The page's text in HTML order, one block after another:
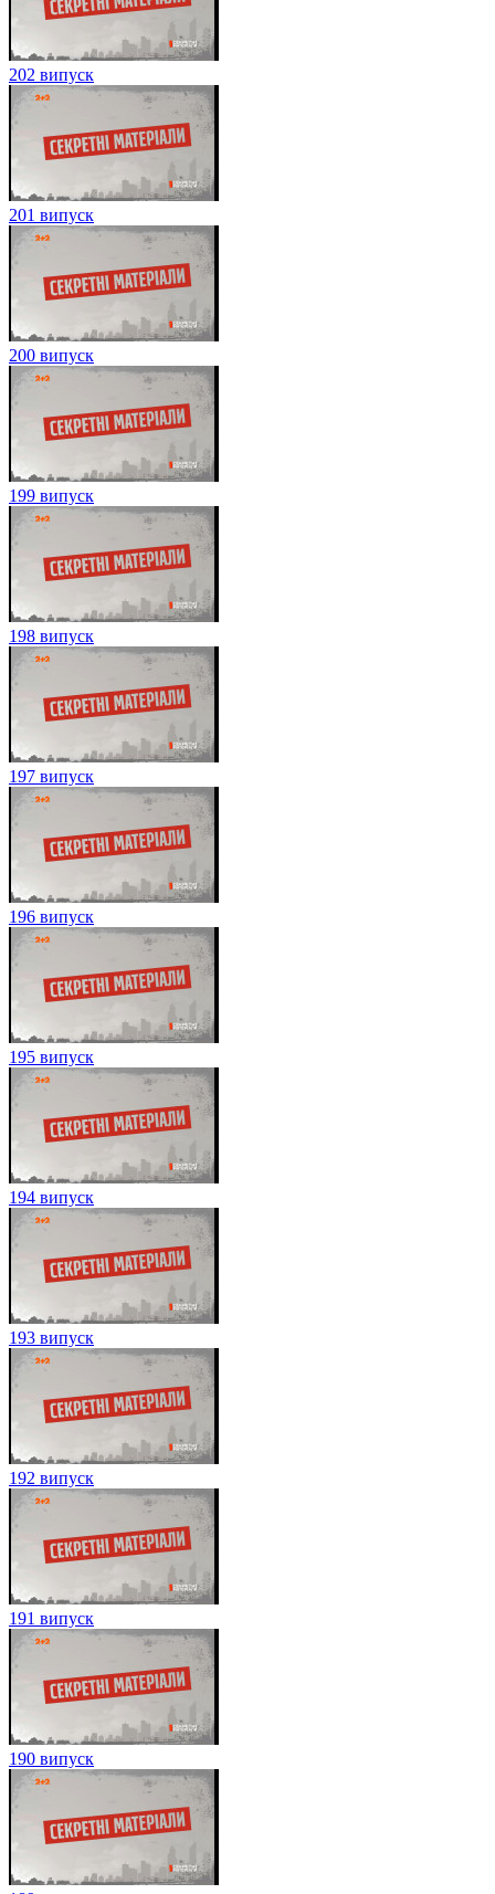
202 випуск
201 випуск
200 випуск
199 випуск
198 випуск
197 випуск
196 випуск
195 випуск
194 випуск
193 випуск
192 випуск
191 випуск
190 випуск